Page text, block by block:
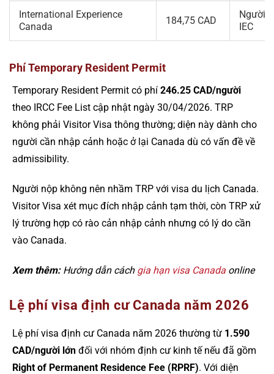
International Experience
Canada
184,75 CAD
Người
IEC
Phí Temporary Resident Permit
Temporary Resident Permit có phí 246.25 CAD/người
theo IRCC Fee List cập nhật ngày 30/04/2026. TRP
không phải Visitor Visa thông thường; diện này dành cho
người cần nhập cảnh hoặc ở lại Canada dù có vấn đề về
admissibility.
Người nộp không nên nhầm TRP với visa du lịch Canada.
Visitor Visa xét mục đích nhập cảnh tạm thời, còn TRP xử
lý trường hợp có rào cản nhập cảnh nhưng có lý do cần
vào Canada.
Xem thêm: Hướng dẫn cách gia hạn visa Canada online
Lệ phí visa định cư Canada năm 2026
Lệ phí visa định cư Canada năm 2026 thường từ 1.590
CAD/người lớn đối với nhóm định cư kinh tế nếu đã gồm
Right of Permanent Residence Fee (RPRF). Với diện